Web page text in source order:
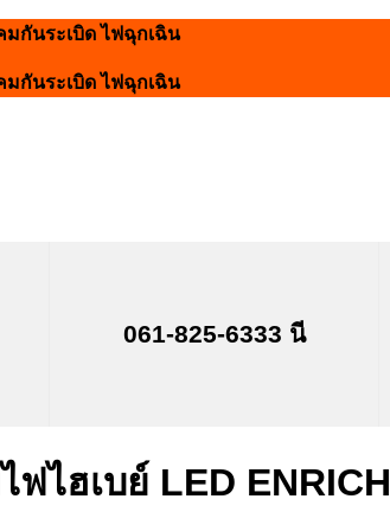
มกันระเบิด ไฟฉุกเฉิน
มกันระเบิด ไฟฉุกเฉิน
061-825-6333 นี
ฟไฮเบย์ LED ENRICH